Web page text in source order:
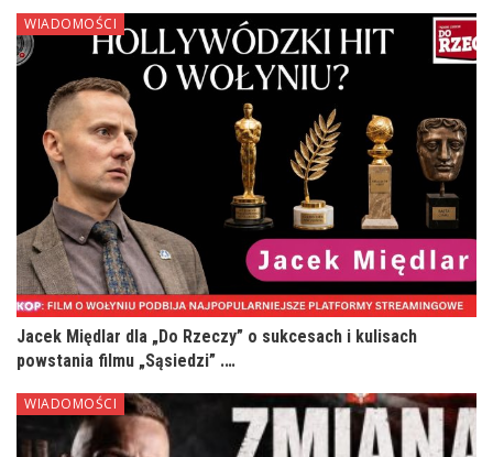
WIADOMOŚCI
Jacek Międlar dla „Do Rzeczy” o sukcesach i kulisach
powstania filmu „Sąsiedzi” .…
WIADOMOŚCI